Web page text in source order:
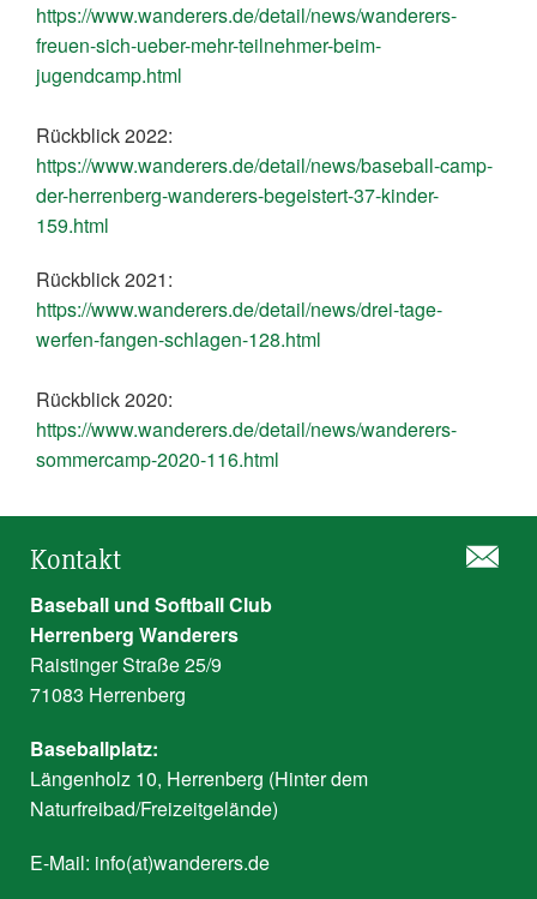
https://www.wanderers.de/detail/news/wanderers-
freuen-sich-ueber-mehr-teilnehmer-beim-
jugendcamp.html
Rückblick 2022:
https://www.wanderers.de/detail/news/baseball-camp-
der-herrenberg-wanderers-begeistert-37-kinder-
159.html
Rückblick 2021:
https://www.wanderers.de/detail/news/drei-tage-
werfen-fangen-schlagen-128.html
Rückblick 2020:
https://www.wanderers.de/detail/news/wanderers-
sommercamp-2020-116.html
Kontakt
Baseball und Softball Club
Herrenberg Wanderers
Raistinger Straße 25/9
71083 Herrenberg
Baseballplatz:
Längenholz 10, Herrenberg (Hinter dem
Naturfreibad/Freizeitgelände)
E-Mail: info(at)wanderers.de